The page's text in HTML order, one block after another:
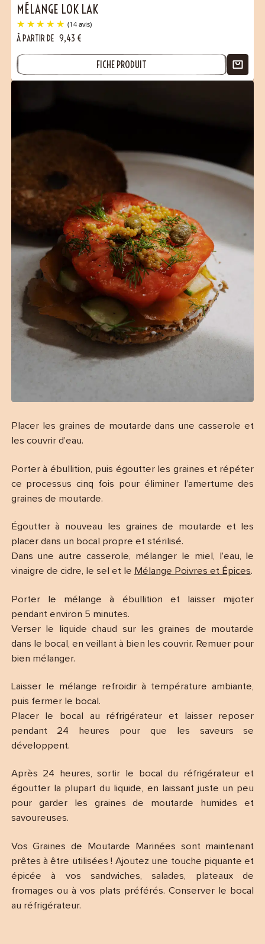
MÉLANGE LOK LAK
(14 avis)
À PARTIR DE 9,43 €
FICHE PRODUIT
Placer les graines de moutarde dans une casserole et
les couvrir d’eau.
Porter à ébullition, puis égoutter les graines et répéter
ce processus cinq fois pour éliminer l’amertume des
graines de moutarde.
Égoutter à nouveau les graines de moutarde et les
placer dans un bocal propre et stérilisé.
Dans une autre casserole, mélanger le miel, l’eau, le
vinaigre de cidre, le sel et le Mélange Poivres et Épices.
Porter le mélange à ébullition et laisser mijoter
pendant environ 5 minutes.
Verser le liquide chaud sur les graines de moutarde
dans le bocal, en veillant à bien les couvrir. Remuer pour
bien mélanger.
Laisser le mélange refroidir à température ambiante,
puis fermer le bocal.
Placer le bocal au réfrigérateur et laisser reposer
pendant 24 heures pour que les saveurs se
développent.
Après 24 heures, sortir le bocal du réfrigérateur et
égoutter la plupart du liquide, en laissant juste un peu
pour garder les graines de moutarde humides et
savoureuses.
Vos Graines de Moutarde Marinées sont maintenant
prêtes à être utilisées ! Ajoutez une touche piquante et
épicée à vos sandwiches, salades, plateaux de
fromages ou à vos plats préférés. Conserver le bocal
au réfrigérateur.